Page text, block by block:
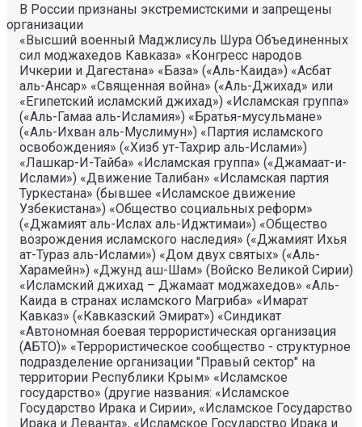
В России признаны экстремистскими и запрещены
организации
«Высший военный Маджлисуль Шура Объединенных
сил моджахедов Кавказа» «Конгресс народов
Ичкерии и Дагестана» «База» («Аль-Каида») «Асбат
аль-Ансар» «Священная война» («Аль-Джихад» или
«Египетский исламский джихад») «Исламская группа»
(«Аль-Гамаа аль-Исламия») «Братья-мусульмане»
(«Аль-Ихван аль-Муслимун») «Партия исламского
освобождения» («Хизб ут-Тахрир аль-Ислами»)
«Лашкар-И-Тайба» «Исламская группа» («Джамаат-и-
Ислами») «Движение Талибан» «Исламская партия
Туркестана» (бывшее «Исламское движение
Узбекистана») «Общество социальных реформ»
(«Джамият аль-Ислах аль-Иджтимаи») «Общество
возрождения исламского наследия» («Джамият Ихья
ат-Тураз аль-Ислами») «Дом двух святых» («Аль-
Харамейн») «Джунд аш-Шам» (Войско Великой Сирии)
«Исламский джихад – Джамаат моджахедов» «Аль-
Каида в странах исламского Магриба» «Имарат
Кавказ» («Кавказский Эмират») «Синдикат
«Автономная боевая террористическая организация
(АБТО)» «Террористическое сообщество - структурное
подразделение организации "Правый сектор" на
территории Республики Крым» «Исламское
государство» (другие названия: «Исламское
Государство Ирака и Сирии», «Исламское Государство
Ирака и Леванта», «Исламское Государство Ирака и